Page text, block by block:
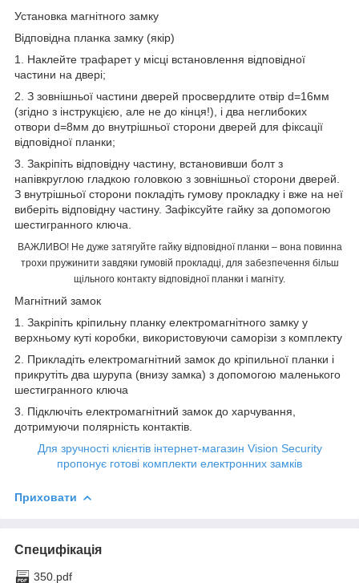
Установка магнітного замку
Відповідна планка замку (якір)
1. Наклейте трафарет у місці встановлення відповідної
частини на двері;
2. З зовнішньої частини дверей просвердлите отвір d=16мм
(згідно з інструкцією, але не до кінця!), і два неглибоких
отвори d=8мм до внутрішньої сторони дверей для фіксації
відповідної планки;
3. Закріпіть відповідну частину, встановивши болт з
напівкруглою гладкою головкою з зовнішньої сторони дверей.
З внутрішньої сторони покладіть гумову прокладку і вже на неї
виберіть відповідну частину. Зафіксуйте гайку за допомогою
шестигранного ключа.
ВАЖЛИВО! Не дуже затягуйте гайку відповідної планки – вона повинна
трохи пружинити завдяки гумовій прокладці, для забезпечення більш
щільного контакту відповідної планки і магніту.
Магнітний замок
1. Закріпіть кріпильну планку електромагнітного замку у
верхньому куті коробки, використовуючи саморізи з комплекту
2. Прикладіть електромагнітний замок до кріпильної планки і
прикрутіть два шурупа (внизу замка) з допомогою маленького
шестигранного ключа
3. Підключіть електромагнітний замок до харчування,
дотримуючи полярність контактів.
Для зручності клієнтів інтернет-магазин Vision Security
пропонує готові комплекти електронних замків
Приховати
Специфікація
350.pdf